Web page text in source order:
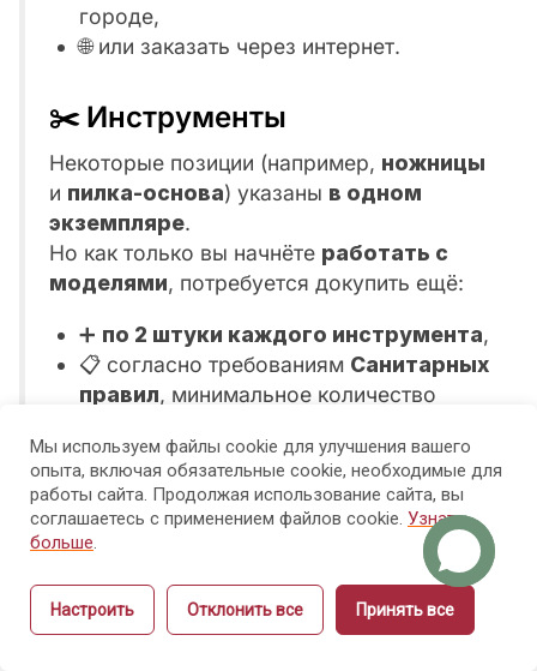
шаг перед
стартом
Что
для
обучения?
Как стать
успешным
мастером?
Метод трёх
как
запоминать
теорию без
заучивания
Модуль 1. Основы
городе,
🌐 или заказать через интернет.
✂️ Инструменты
Некоторые позиции (например, ножницы
и пилка-основа) указаны в одном
экземпляре.
Но как только вы начнёте работать с
моделями, потребуется докупить ещё:
➕ по 2 штуки каждого инструмента,
📋 согласно требованиям Санитарных
правил, минимальное количество
не менее 3.
🧾 Готовая подборка на
Wildberries
Мы сделали для вас подборку
оборудования, инструментов и
Назад Вперёд
Мы используем файлы cookie для улучшения вашего
опыта, включая обязательные cookie, необходимые для
работы сайта. Продолжая использование сайта, вы
соглашаетесь с применением файлов cookie. Узнать
больше.
Настроить Отклонить все Принять все